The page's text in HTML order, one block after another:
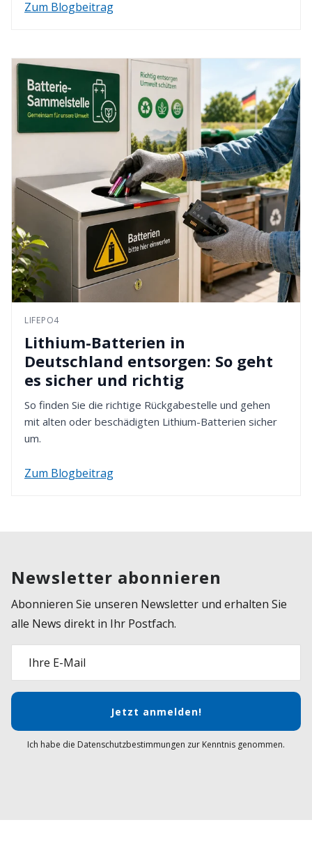
Zum Blogbeitrag
LIFEPO4
Lithium-Batterien in
Deutschland entsorgen: So geht
es sicher und richtig
So finden Sie die richtige Rückgabestelle und gehen
mit alten oder beschädigten Lithium-Batterien sicher
um.
Zum Blogbeitrag
Newsletter abonnieren
Abonnieren Sie unseren Newsletter und erhalten Sie
alle News direkt in Ihr Postfach.
Ihre E-Mail
Jetzt anmelden!
Ich habe die Datenschutzbestimmungen zur Kenntnis genommen.